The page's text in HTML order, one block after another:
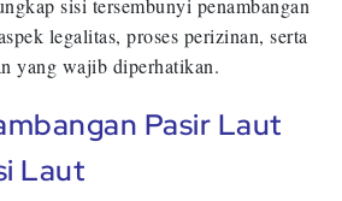
legalitas, proses perizinan, serta
yang wajib diperhatikan.
Pasir Laut
Laut